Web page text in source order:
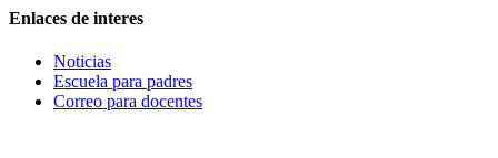
Enlaces de interes
Noticias
Escuela para padres
Correo para docentes